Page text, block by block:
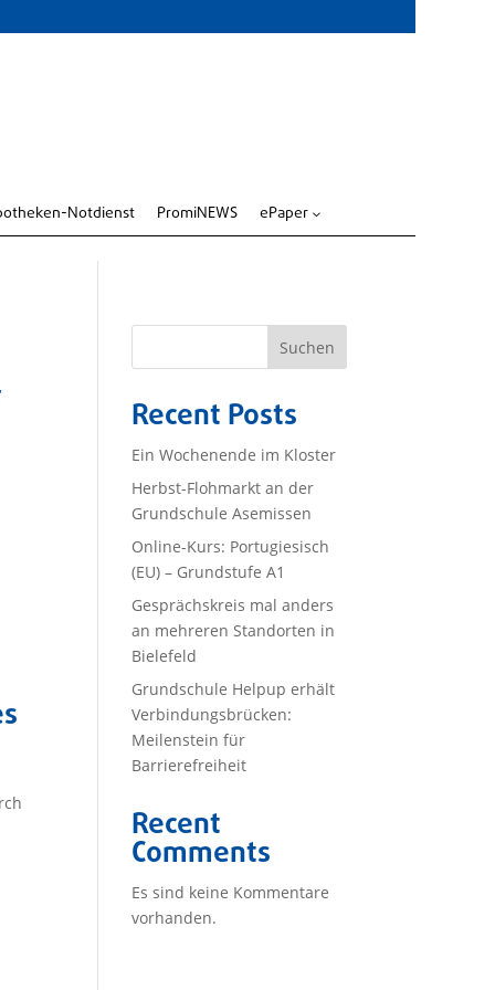
Notdienst PromiNEWS ePaper 3
Suchen
Recent Posts
Ein Wochenende im Kloster
Herbst-Flohmarkt an der
Grundschule Asemissen
Online-Kurs: Portugiesisch
(EU) – Grundstufe A1
Gesprächskreis mal anders
an mehreren Standorten in
Bielefeld
Grundschule Helpup erhält
Verbindungsbrücken:
Meilenstein für
Barrierefreiheit
Recent
Comments
Es sind keine Kommentare
vorhanden.